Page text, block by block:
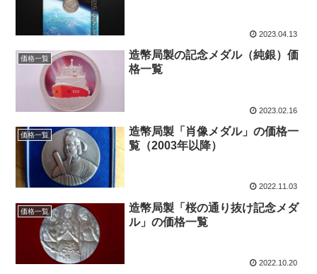
2023.04.13
価格一覧
造幣局製の記念メダル（純銀）価
格一覧
2023.02.16
価格一覧
造幣局製「肖像メダル」の価格一
覧（2003年以降）
2022.11.03
価格一覧
造幣局製「桜の通り抜け記念メダ
ル」の価格一覧
2022.10.20